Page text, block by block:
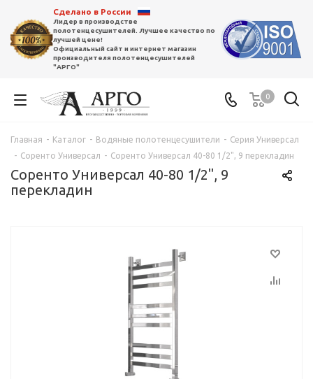
Сделано в России
Лидер в производстве
полотенцесушителей. Лучшее качество по
лучшей цене!
Официальный сайт и интернет магазин
производителя полотенцесушителей
"АРГО"
0
Главная - Каталог - Водяные полотенцесушители - Серия Универсал
- Соренто Универсал - Соренто Универсал 40-80 1/2", 9 перекладин
Соренто Универсал 40-80 1/2", 9
перекладин